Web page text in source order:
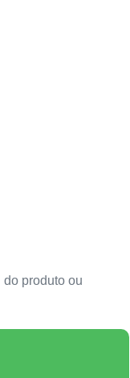
produto ou